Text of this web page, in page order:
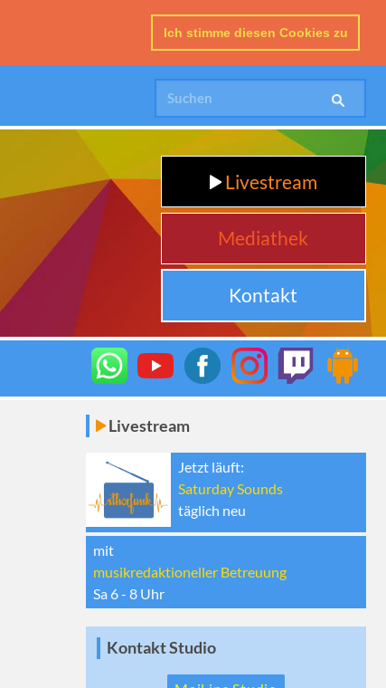
Ich stimme diesen Cookies zu
Livestream
Mediathek
Kontakt
Livestream
Jetzt läuft:
Saturday Sounds
täglich neu
mit
musikredaktioneller Betreuung
Sa 6 - 8 Uhr
Kontakt Studio